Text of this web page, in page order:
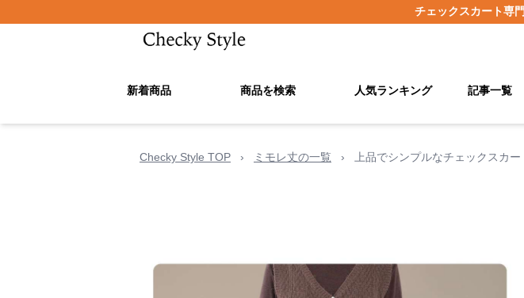
チェックスカート専
新着商品 商品を検索 人気ランキング 記事一覧
Checky Style TOP › ミモレ丈の一覧 › 上品でシンプルなチェックスカー